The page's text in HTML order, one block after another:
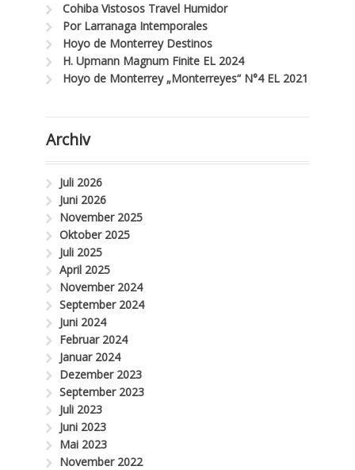
Cohiba Vistosos Travel Humidor
Por Larranaga Intemporales
Hoyo de Monterrey Destinos
H. Upmann Magnum Finite EL 2024
Hoyo de Monterrey „Monterreyes“ N°4 EL 2021
Archiv
Juli 2026
Juni 2026
November 2025
Oktober 2025
Juli 2025
April 2025
November 2024
September 2024
Juni 2024
Februar 2024
Januar 2024
Dezember 2023
September 2023
Juli 2023
Juni 2023
Mai 2023
November 2022